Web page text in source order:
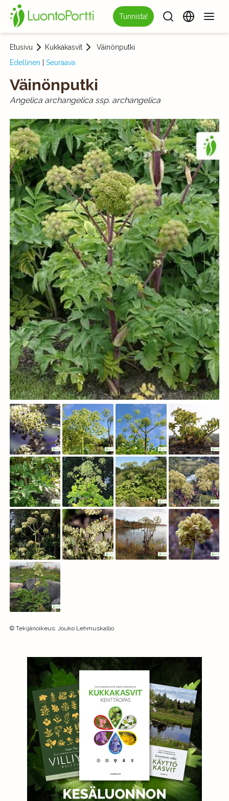
Tunnista!
Etusivu Kukkakasvit
Väinönputki
Edellinen
Seuraava
Väinönputki
Angelica archangelica ssp. archangelica
© Tekijänoikeus: Jouko Lehmuskallio